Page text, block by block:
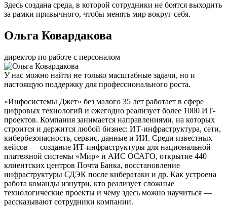
Здесь создана среда, в которой сотрудники не боятся выходить
за рамки привычного, чтобы менять мир вокруг себя.
Ольга Ковардакова
директор по работе с персоналом
У нас можно найти не только масштабные задачи, но и
настоящую поддержку для профессионального роста.
«Инфосистемы Джет» без малого 35 лет работает в сфере
цифровых технологий и ежегодно реализует более 1000 ИТ-
проектов. Компания занимается направлениями, на которых
строится и держится любой бизнес: ИТ-инфраструктура, сети,
кибербезопасность, сервис, данные и ИИ. Среди известных
кейсов — создание ИТ-инфраструктуры для национальной
платежной системы «Мир» и АИС ОСАГО, открытие 440
клиентских центров Почта Банка, восстановление
инфраструктуры СДЭК после кибератаки и др. Как устроена
работа команды изнутри, кто реализует сложные
технологические проекты и чему здесь можно научиться —
рассказывают сотрудники компании.